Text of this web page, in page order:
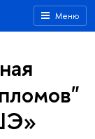
Меню